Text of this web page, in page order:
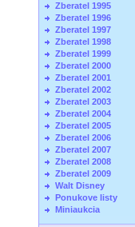
Zberatel 1995
Zberatel 1996
Zberatel 1997
Zberatel 1998
Zberatel 1999
Zberatel 2000
Zberatel 2001
Zberatel 2002
Zberatel 2003
Zberatel 2004
Zberatel 2005
Zberatel 2006
Zberatel 2007
Zberatel 2008
Zberatel 2009
Walt Disney
Ponukove listy
Miniaukcia